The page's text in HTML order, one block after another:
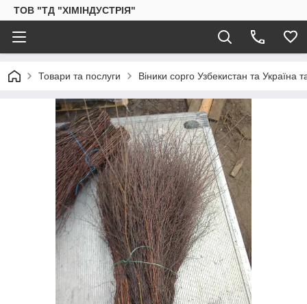
ТОВ "ТД "ХІМІНДУСТРІЯ"
Товари та послуги Віники сорго Узбекистан та Україна